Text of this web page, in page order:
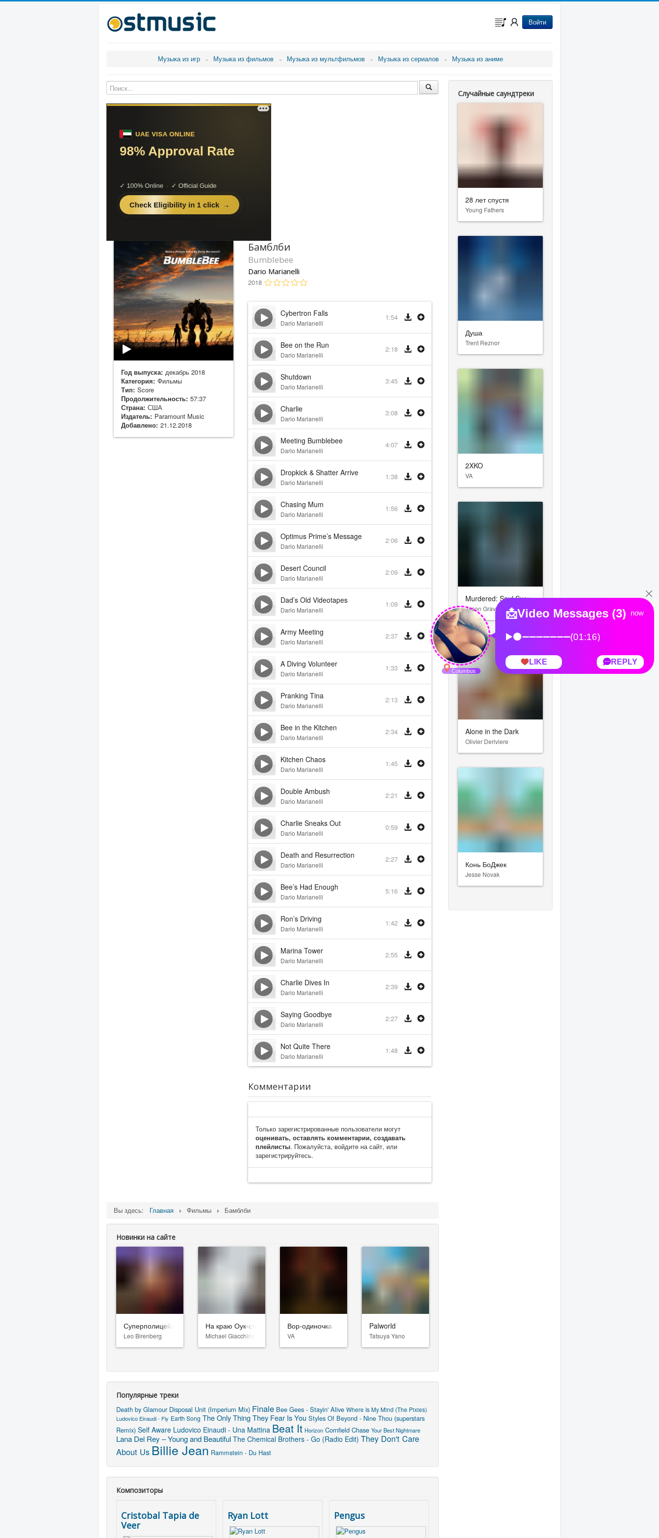
Войти
Музыка из игр Музыка из фильмов Музыка из мультфильмов Музыка из сериалов Музыка из аниме
Год выпуска: декабрь 2018
Категория: Фильмы
Тип: Score
Продолжительность: 57:37
Страна: США
Издатель: Paramount Music
Добавлено: 21.12.2018
Бамблби
Bumblebee
Dario Marianelli
2018
Cybertron Falls
Dario Marianelli
1:54
Bee on the Run
Dario Marianelli
2:18
Shutdown
Dario Marianelli
3:45
Charlie
Dario Marianelli
3:08
Meeting Bumblebee
Dario Marianelli
4:07
Dropkick & Shatter Arrive
Dario Marianelli
1:38
Chasing Mum
Dario Marianelli
1:56
Optimus Prime’s Message
Dario Marianelli
2:06
Desert Council
Dario Marianelli
2:09
Dad’s Old Videotapes
Dario Marianelli
1:09
Army Meeting
Dario Marianelli
2:37
A Diving Volunteer
Dario Marianelli
1:33
Pranking Tina
Dario Marianelli
2:13
Bee in the Kitchen
Dario Marianelli
2:34
Kitchen Chaos
Dario Marianelli
1:45
Double Ambush
Dario Marianelli
2:21
Charlie Sneaks Out
Dario Marianelli
0:59
Death and Resurrection
Dario Marianelli
2:27
Bee’s Had Enough
Dario Marianelli
5:16
Ron’s Driving
Dario Marianelli
1:42
Marina Tower
Dario Marianelli
2:55
Charlie Dives In
Dario Marianelli
2:39
Saying Goodbye
Dario Marianelli
2:27
Not Quite There
Dario Marianelli
1:48
Комментарии
Только зарегистрированные пользователи могут
оценивать, оставлять комментарии, создавать
плейлисты. Пожалуйста, войдите на сайт, или
зарегистрируйтесь.
Вы здесь: Главная Фильмы Бамблби
Новинки на сайте
Суперполицейские 3
Leo Birenberg
На краю Оук-стрит
Michael Giacchino
Вор-одиночка
VA
Palworld
Tatsuya Yano
Популярные треки
Death by Glamour Disposal Unit (Imperium Mix) Finale Bee Gees - Stayin' Alive Where Is My Mind (The Pixies)
Ludovico Einaudi - Fly Earth Song The Only Thing They Fear Is You Styles Of Beyond - Nine Thou (superstars
Remix) Self Aware Ludovico Einaudi - Una Mattina Beat It Horizon Cornfield Chase Your Best Nightmare
Lana Del Rey – Young and Beautiful The Chemical Brothers - Go (Radio Edit) They Don't Care
About Us Billie Jean Rammstein - Du Hast
Композиторы
Cristobal Tapia de
Veer
Ryan Lott Pengus
Случайные саундтреки
28 лет спустя
Young Fathers
Душа
Trent Reznor
2XKO
VA
Murdered: Soul Suspect
Jason Graves
Alone in the Dark
Olivier Deriviere
Конь БоДжек
Jesse Novak